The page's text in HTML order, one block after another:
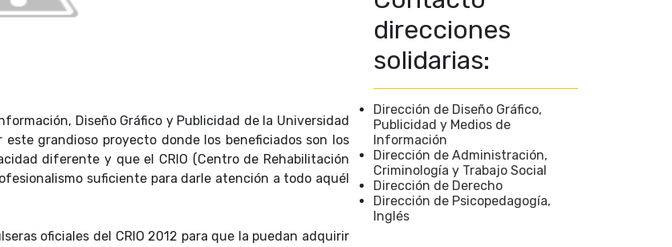
Diseño Gráfico y Publicidad de la Universidad
grandioso proyecto donde los beneficiados son los
diferente y que el CRIO (Centro de Rehabilitación
suficiente para darle atención a todo aquél
oficiales del CRIO 2012 para que la puedan adquirir
direcciones
solidarias:
Dirección de Diseño Gráfico,
Publicidad y Medios de
Información
Dirección de Administración,
Criminología y Trabajo Social
Dirección de Derecho
Dirección de Psicopedagogía,
Inglés